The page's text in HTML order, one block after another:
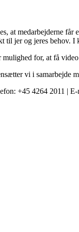
at medarbejderne
til jer og jeres behov.
mulighed for, at få
vi i samarbejde
+45 4264 2011 |